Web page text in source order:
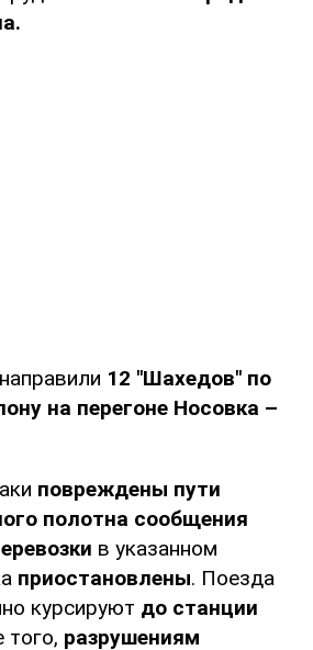
12 "Шахедов" по
на перегоне Носовка –
повреждены пути
полотна сообщения
в указанном
приостановлены. Поезда
курсируют до станции
того, разрушениям